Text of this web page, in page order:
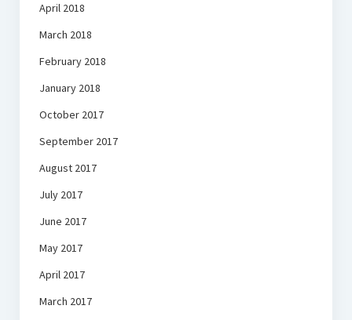
April 2018
March 2018
February 2018
January 2018
October 2017
September 2017
August 2017
July 2017
June 2017
May 2017
April 2017
March 2017